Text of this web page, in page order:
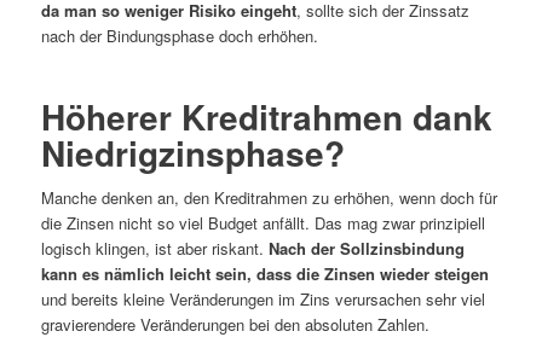
da man so weniger Risiko eingeht, sollte sich der Zinssatz
nach der Bindungsphase doch erhöhen.
Höherer Kreditrahmen dank
Niedrigzinsphase?
Manche denken an, den Kreditrahmen zu erhöhen, wenn doch für
die Zinsen nicht so viel Budget anfällt. Das mag zwar prinzipiell
logisch klingen, ist aber riskant. Nach der Sollzinsbindung
kann es nämlich leicht sein, dass die Zinsen wieder steigen
und bereits kleine Veränderungen im Zins verursachen sehr viel
gravierendere Veränderungen bei den absoluten Zahlen.